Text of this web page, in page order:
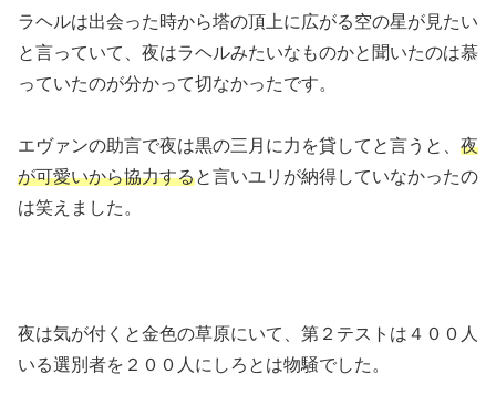
ラヘルは出会った時から塔の頂上に広がる空の星が見たい
と言っていて、夜はラヘルみたいなものかと聞いたのは慕
っていたのが分かって切なかったです。
エヴァンの助言で夜は黒の三月に力を貸してと言うと、 夜
が可愛いから協力すると言いユリが納得していなかったの
は笑えました。
夜は気が付くと金色の草原にいて、第２テストは４００人
いる選別者を２００人にしろとは物騒でした。